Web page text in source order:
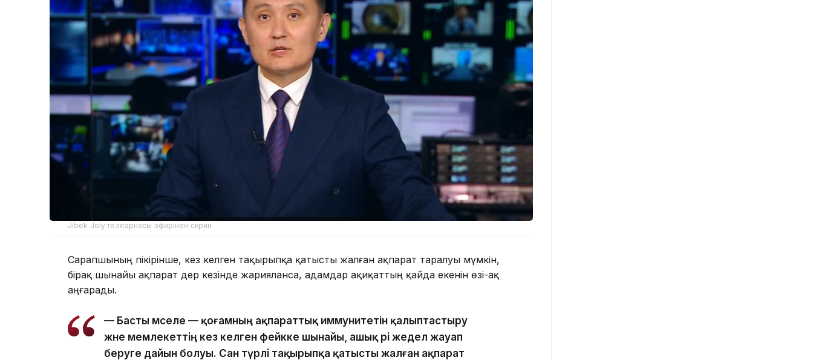
Jibek Joly телеарнасы эфирінен скрин
Сарапшының пікірінше, кез келген тақырыпқа қатысты жалған ақпарат таралуы мүмкін,
бірақ шынайы ақпарат дер кезінде жарияланса, адамдар ақиқаттың қайда екенін өзі-ақ
аңғарады.
— Басты мәселе — қоғамның ақпараттық иммунитетін қалыптастыру
және мемлекеттің кез келген фейкке шынайы, ашық әрі жедел жауап
беруге дайын болуы. Сан түрлі тақырыпқа қатысты жалған ақпарат